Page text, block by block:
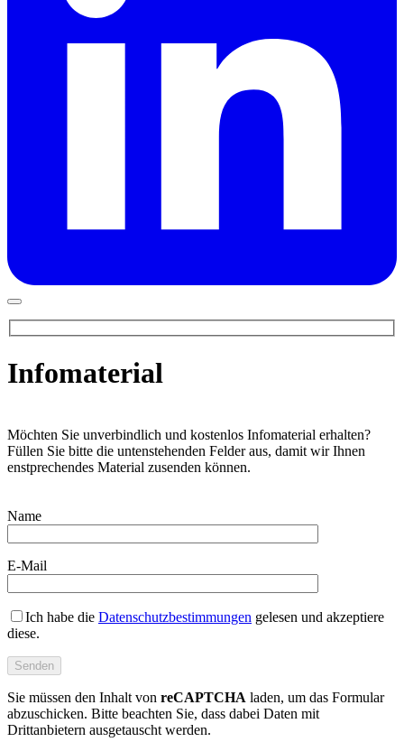
Infomaterial
Möchten Sie unverbindlich und kostenlos Infomaterial erhalten?
Füllen Sie bitte die untenstehenden Felder aus, damit wir Ihnen
enstprechendes Material zusenden können.
Name
E-Mail
Ich habe die Datenschutzbestimmungen gelesen und akzeptiere
diese.
Sie müssen den Inhalt von reCAPTCHA laden, um das Formular
abzuschicken. Bitte beachten Sie, dass dabei Daten mit
Drittanbietern ausgetauscht werden.